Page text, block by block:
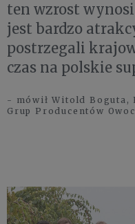
ten wzrost
jest bardzo
postrzegali
czas na polskie
- mówił Witold Boguta,
Grup Producentów